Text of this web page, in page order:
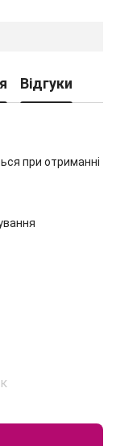
Відгуки
при отриманні